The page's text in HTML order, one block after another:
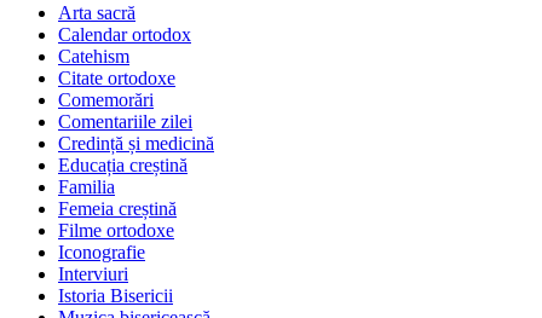
Arta sacră
Calendar ortodox
Catehism
Citate ortodoxe
Comemorări
Comentariile zilei
Credință și medicină
Educația creștină
Familia
Femeia creștină
Filme ortodoxe
Iconografie
Interviuri
Istoria Bisericii